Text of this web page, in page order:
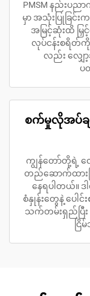
PMSM နည်းပ
မှာ အသုံးပြုခြင်
အမြင့်ဆုံးထိ မ
လုပ်ငန်းစရိတ်ကို
လည်း လျှော့
ပ
စက်မှုလိုအပ်ချ
ကျွန်တော်တို့ရဲ့ လ
တည်ဆောက်ထား
နေရပါတယ်။
စံနှုန်းတွေနဲ့ ပေ
သက်တမ်းရှည်ပြီး
ငြိ